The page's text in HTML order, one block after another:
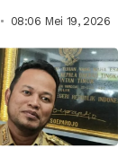
08:06 Mei 19, 2026